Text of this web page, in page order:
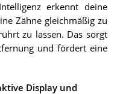
erkennt deine
Zähne gleichmäßig zu
zu lassen. Das sorgt
und fördert eine
Display und